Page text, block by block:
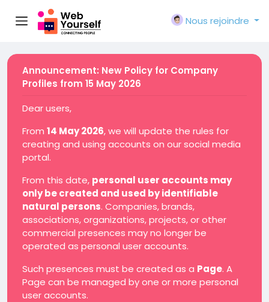
Nous rejoindre
Announcement: New Policy for Company
Profiles from 15 May 2026
Dear users,
From 14 May 2026, we will update the rules for
creating and using accounts on our social media
portal.
From this date, personal user accounts may
only be created and used by identifiable
natural persons. Companies, brands,
associations, organizations, projects, or other
commercial presences may no longer be
operated as personal user accounts.
Such presences must be created as a Page. A
Page can be managed by one or more personal
user accounts.